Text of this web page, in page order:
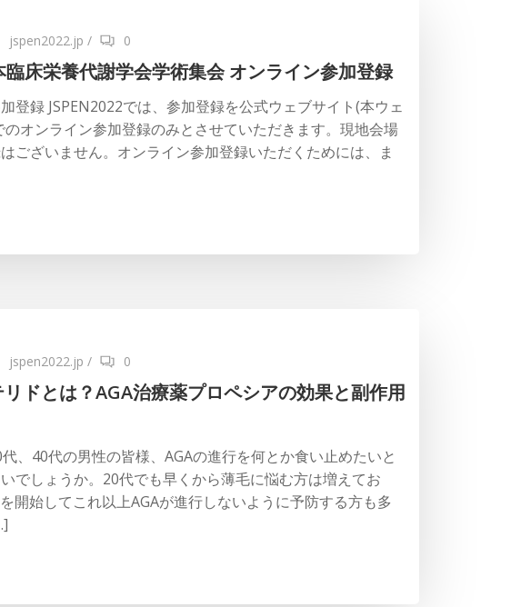
jspen2022.jp / 0
臨床栄養代謝学会学術集会 オンライン参加登録
登録 JSPEN2022では、参加登録を公式ウェブサイト(本ウェ
のオンライン参加登録のみとさせていただきます。現地会場
ございません。オンライン参加登録いただくためには、ま
jspen2022.jp / 0
ドとは？AGA治療薬プロペシアの効果と副作用
、40代の男性の皆様、AGAの進行を何とか食い止めたいと
でしょうか。20代でも早くから薄毛に悩む方は増えてお
開始してこれ以上AGAが進行しないように予防する方も多